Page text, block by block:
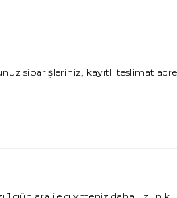
siparişleriniz, kayıtlı teslimat